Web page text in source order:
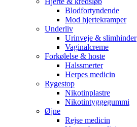
Blodfortyndende
Mod hjertekramper
Underliv
Urinveje & slimhinder
Vaginalcreme
Forkølelse & hoste
Halssmerter
Herpes medicin
Rygestop
Nikotinplastre
Nikotintyggegummi
Øjne
Rejse medicin